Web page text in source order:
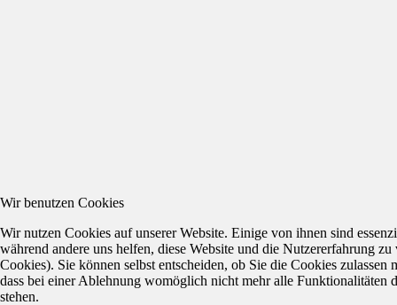
Wir benutzen Cookies
Wir nutzen Cookies auf unserer Website. Einige von ihnen sind
während andere uns helfen, diese Website und die Nutzererfahrung zu
Cookies). Sie können selbst entscheiden, ob Sie die Cookies zulassen
dass bei einer Ablehnung womöglich nicht mehr alle Funktionalitäten
stehen.